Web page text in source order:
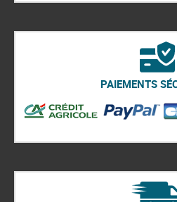
PAIEMENTS